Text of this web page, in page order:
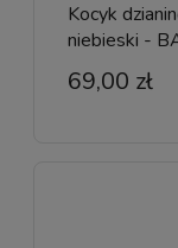
Kocyk
niebieski -
69,00 zł